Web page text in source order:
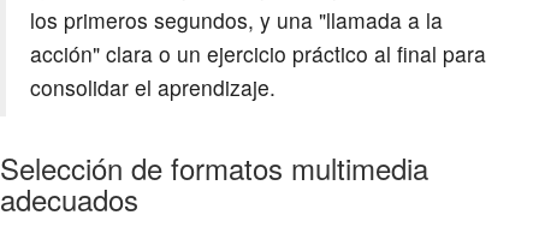
los primeros segundos, y una "llamada a la
acción" clara o un ejercicio práctico al final para
consolidar el aprendizaje.
Selección de formatos multimedia
adecuados